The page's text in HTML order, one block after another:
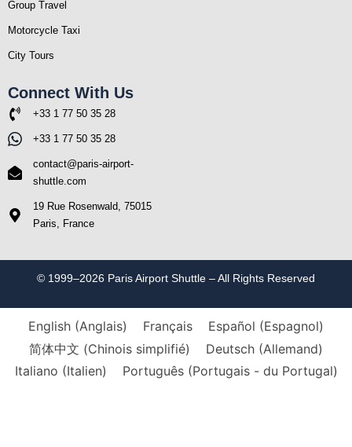
Group Travel
Motorcycle Taxi
City Tours
Connect With Us
+33 1 77 50 35 28
+33 1 77 50 35 28
contact@paris-airport-
shuttle.com
19 Rue Rosenwald, 75015
Paris, France
© 1999–2026 Paris Airport Shuttle – All Rights Reserved
English (Anglais) Français Español (Espagnol)
简体中文 (Chinois simplifié) Deutsch (Allemand)
Italiano (Italien) Português(Portugais - du Portugal)